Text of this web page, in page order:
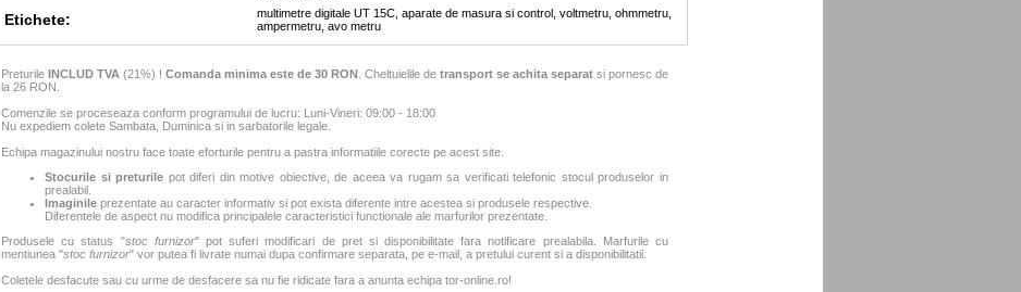
Etichete:
multimetre digitale UT 15C, aparate de masura si control, voltmetru, ohmmetru,
ampermetru, avo metru
Preturile INCLUD TVA (21%) ! Comanda minima este de 30 RON . Cheltuielile de transport se achita separat si pornesc de
la 26 RON.
Comenzile se proceseaza conform programului de lucru: Luni-Vineri: 09:00 - 18:00
Nu expediem colete Sambata, Duminica si in sarbatorile legale.
Echipa magazinului nostru face toate eforturile pentru a pastra informatiile corecte pe acest site.
Stocurile si preturile pot diferi din motive obiective, de aceea va rugam sa verificati telefonic stocul produselor in
prealabil.
Imaginile prezentate au caracter informativ si pot exista diferente intre acestea si produsele respective.
Diferentele de aspect nu modifica principalele caracteristici functionale ale marfurilor prezentate.
Produsele cu status "stoc furnizor" pot suferi modificari de pret si disponibilitate fara notificare prealabila. Marfurile cu
mentiunea "stoc furnizor" vor putea fi livrate numai dupa confirmare separata, pe e-mail, a pretului curent si a disponibilitatii.
Coletele desfacute sau cu urme de desfacere sa nu fie ridicate fara a anunta echipa tor-online.ro!